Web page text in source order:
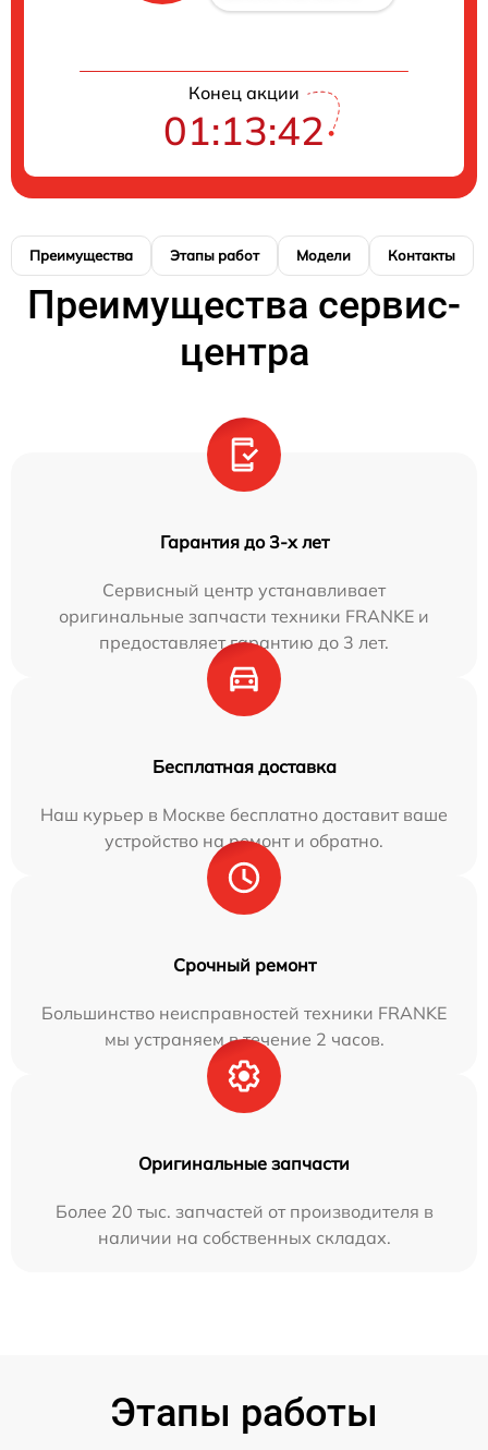
Конец акции
01:13:41
Преимущества Этапы работ Модели Контакты
Преимущества сервис-
центра
Гарантия до 3-х лет
Сервисный центр устанавливает
оригинальные запчасти техники FRANKE и
предоставляет гарантию до 3 лет.
Бесплатная доставка
Наш курьер в Москве бесплатно доставит ваше
устройство на ремонт и обратно.
Срочный ремонт
Большинство неисправностей техники FRANKE
мы устраняем в течение 2 часов.
Оригинальные запчасти
Более 20 тыс. запчастей от производителя в
наличии на собственных складах.
Этапы работы